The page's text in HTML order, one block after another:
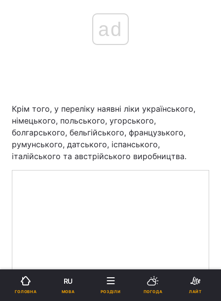
ad
Крім того, у переліку наявні ліки українського,
німецького, польського, угорського,
болгарського, бельгійського, французького,
румунського, датського, іспанського,
італійського та австрійського виробництва.
ГОЛОВНА
RU
МОВА РОЗДІЛИ ПОГОДА ЛАЙТ